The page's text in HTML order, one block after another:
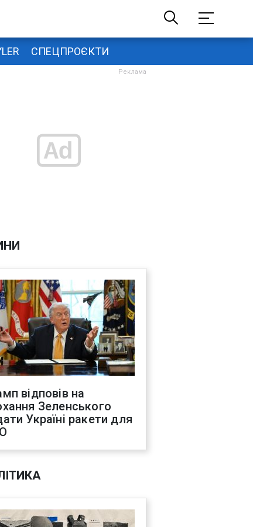
СПЕЦПРОЄКТИ
відповів на
Зеленського
Україні ракети для